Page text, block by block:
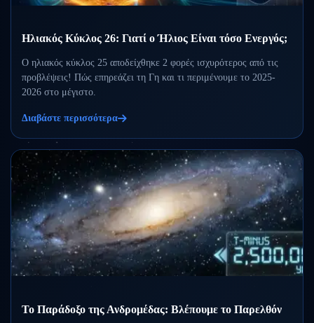
Ηλιακός Κύκλος 26: Γιατί ο Ήλιος Είναι τόσο Ενεργός;
Ο ηλιακός κύκλος 25 αποδείχθηκε 2 φορές ισχυρότερος από τις
προβλέψεις! Πώς επηρεάζει τη Γη και τι περιμένουμε το 2025-
2026 στο μέγιστο.
Διαβάστε περισσότερα
Το Παράδοξο της Ανδρομέδας: Βλέπουμε το Παρελθόν